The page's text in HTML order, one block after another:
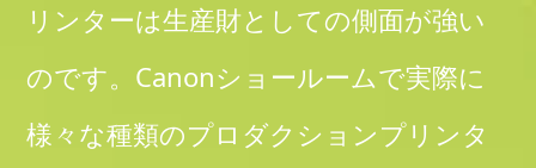
リンターは生産財としての側面が強い
のです。Canonショールームで実際に
様々な種類のプロダクションプリンタ